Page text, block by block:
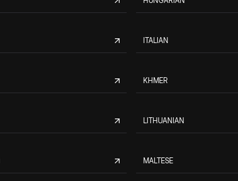
ITALIAN
KHMER
LITHUANIAN
MALTESE